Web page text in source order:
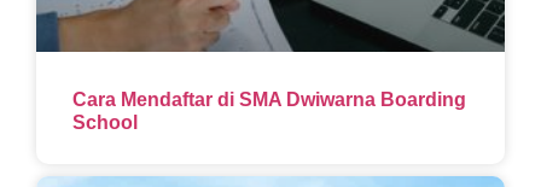
Cara Mendaftar di SMA Dwiwarna Boarding
School